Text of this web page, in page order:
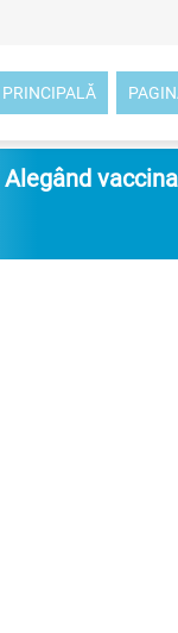
PRINCIPALĂ
Alegând